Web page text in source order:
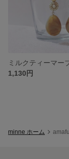
1,130円
minne ホーム